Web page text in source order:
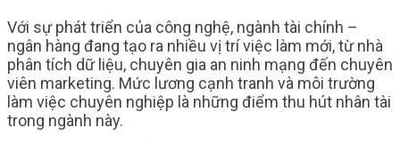
Với sự phát triển của công nghệ, ngành tài chính –
ngân hàng đang tạo ra nhiều vị trí việc làm mới, từ nhà
phân tích dữ liệu, chuyên gia an ninh mạng đến chuyên
viên marketing. Mức lương cạnh tranh và môi trường
làm việc chuyên nghiệp là những điểm thu hút nhân tài
trong ngành này.